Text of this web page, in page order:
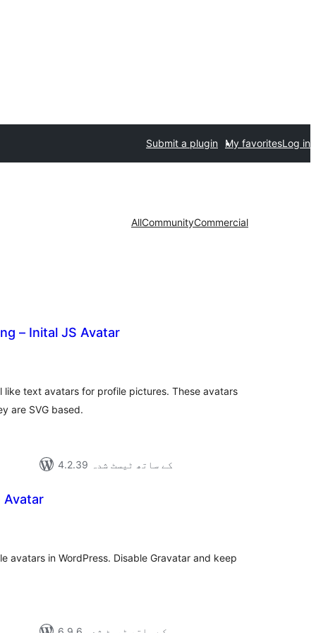
Submit a plugin My favoritesLog in
AllCommunityCommercial
– Inital JS Avatar
like text avatars for profile pictures. These avatars
are SVG based.
4.2.39 کے ساتھ ٹیسٹ شدہ
Avatar
avatars in WordPress. Disable Gravatar and keep